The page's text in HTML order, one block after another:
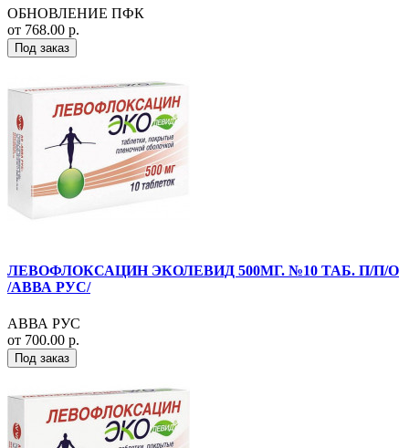
ОБНОВЛЕНИЕ ПФК
от 768.00 р.
Под заказ
ЛЕВОФЛОКСАЦИН ЭКОЛЕВИД 500МГ. №10 ТАБ. П/П/О
/АВВА РУС/
АВВА РУС
от 700.00 р.
Под заказ